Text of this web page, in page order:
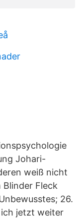
Johari-
weiß nicht
Fleck
26.
ich jetzt weiter